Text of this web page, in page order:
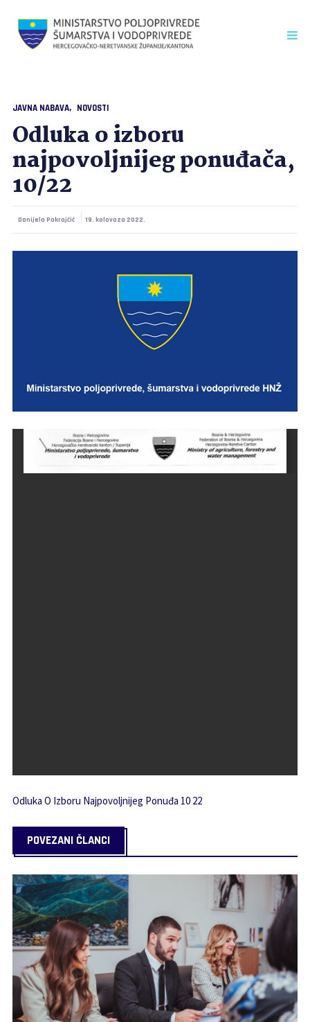
JAVNA NABAVA NOVOSTI
Odluka o izboru
najpovoljnijeg ponuđača,
10/22
Danijela Pokrajčić 19. kolovoza 2022.
Odluka O Izboru Najpovoljnijeg Ponuđa 10 22
POVEZANI ČLANCI